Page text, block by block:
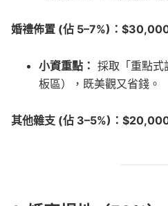
婚禮佈置 (佔 5–7%)：
小資重點： 採取「重點式
板區），既美觀又省錢。
其他雜支 (佔 3–5%)：